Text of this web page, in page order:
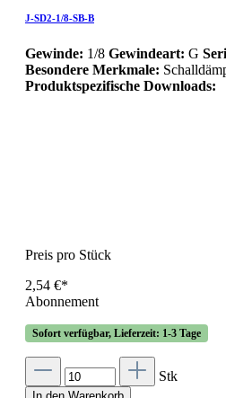
J-SD2-1/8-SB-B
Gewinde: 1/8 Gewindeart: G
Besondere Merkmale:
Produktspezifische Downloads:
Preis pro Stück
2,54 €*
Abonnement
Sofort verfügbar, Lieferzeit: 1-3 Tage
Stk